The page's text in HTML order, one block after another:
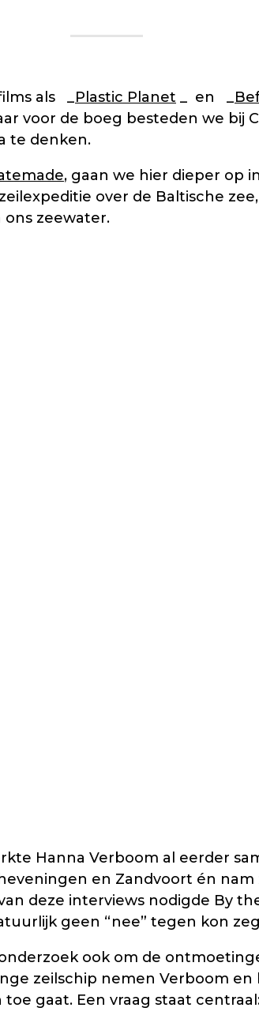
als _Plastic Planet _ en _
voor de boeg besteden we bij
te denken.
, gaan we hier dieper op
over de Baltische
zeewater.
Hanna Verboom al eerder
en Zandvoort én
deze interviews nodigde By
geen “nee” tegen kon
ook om de
zeilschip nemen Verboom
gaat. Een vraag staat